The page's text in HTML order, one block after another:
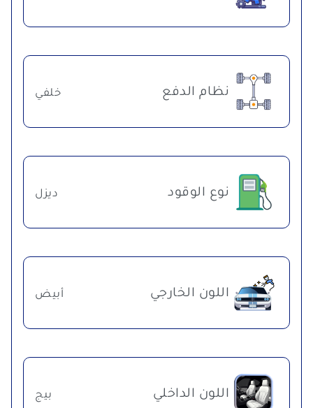
نظام الدفع خلفي
نوع الوقود ديزل
اللون الخارجي أبيض
اللون الداخلي بيج